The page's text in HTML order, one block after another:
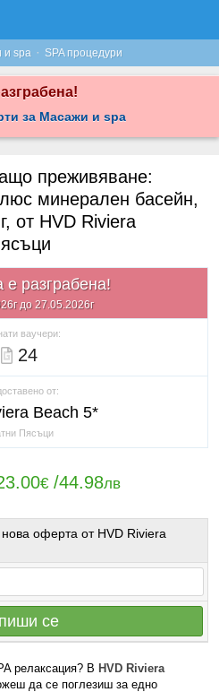
и spa · SPA процедури
за Масажи и spa
преживяване:
минерален басейн,
от HVD Riviera
разграбена!
до 27.05.2026г
ваучери:
24
от:
Beach 5*
Пясъци
€ /44.98лв
оферта от HVD Riviera
се
релаксация? В HVD Riviera
да се поглезиш за едно